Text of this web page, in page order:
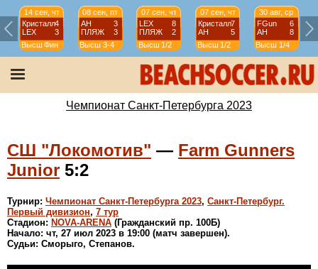
14 сен, чт
Кристалл4
LEX
3
Высш Фин
08 сен, пт
АН
3
ПЛЯЖ
3
Высш 3-4
07 сен, чт
LEX
8
ПЛЯЖ
2
Высш 1/2
07 сен, чт
Кристалл7
АН
5
Высш 1/2
30 авг, ср
FGun
6
АН
8
Высш 1/4
Чемпионат Санкт-Петербурга 2023
СШ "Локомотив" — Farm Gunners
Junior 5:2
Турнир: Чемпионат Санкт-Петербурга 2023, Санкт-Петербург.
Первый дивизион, 7 тур
Стадион: NOVA-ARENA (Гражданский пр. 100Б)
Начало: чт, 27 июл 2023 в 19:00 (матч завершен).
Судьи: Сморыго, Степанов.